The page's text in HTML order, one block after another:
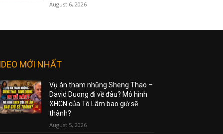
August 6, 2026
MỚI NHẤT
Vụ án tham nhũng Sheng Thao –
David Duong đi về đâu? Mô hình
XHCN của Tô Lâm bao giờ sẽ
thành?
August 5, 2026